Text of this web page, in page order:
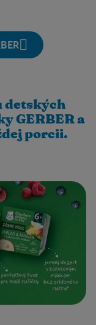
detských
GERBER a
porcii.